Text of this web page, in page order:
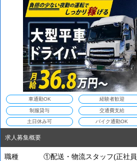
車通勤OK 経験者歓迎
制服貸与 交通費支給
土日休み可 バイク通勤OK
求人募集概要
職種 ①配送・物流スタッフ(正社